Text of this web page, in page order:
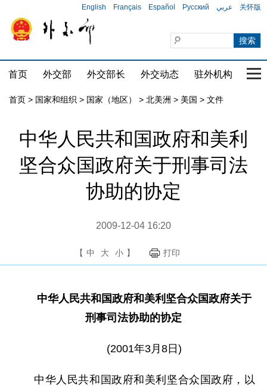
English Français Español Русский عربي 关怀版
首页 外交部 外交部长 外交动态 驻外机构 国
首页 > 国家和组织 > 国家（地区） > 北美洲 > 美国 > 文件
中华人民共和国政府和美利
坚合众国政府关于刑事司法
协助的协定
2009-12-04 16:20
【 中 大 小 】 打印
中华人民共和国政府和美利坚合众国政府关于
刑事司法协助的协定
(2001年3月8日)
中华人民共和国政府和美利坚合众国政府，以